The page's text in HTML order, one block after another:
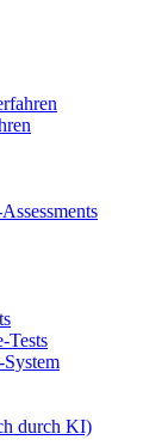
Tests
durch KI)